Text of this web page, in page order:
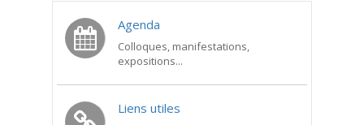
Agenda
Colloques, manifestations,
expositions...
Liens utiles